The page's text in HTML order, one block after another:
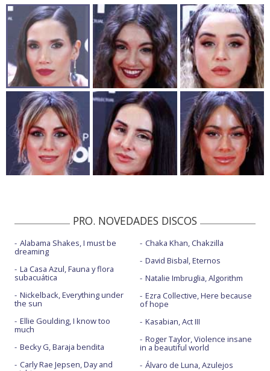
PRO. NOVEDADES DISCOS
Alabama Shakes, I must be
dreaming
La Casa Azul, Fauna y flora
subacuática
Nickelback, Everything under
the sun
Ellie Goulding, I know too
much
Becky G, Baraja bendita
Carly Rae Jepsen, Day and
Chaka Khan, Chakzilla
David Bisbal, Eternos
Natalie Imbruglia, Algorithm
Ezra Collective, Here because
of hope
Kasabian, Act III
Roger Taylor, Violence insane
in a beautiful world
Álvaro de Luna, Azulejos